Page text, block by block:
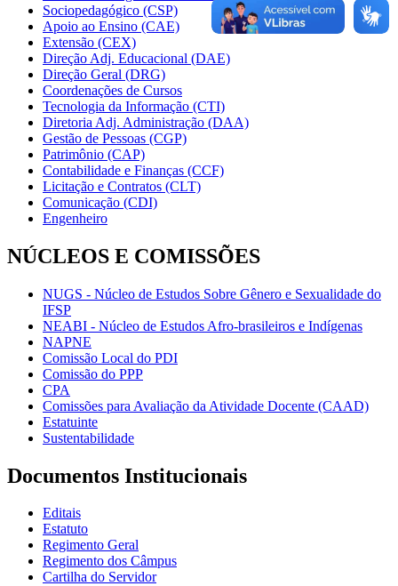
Sociopedagógico (CSP)
Apoio ao Ensino (CAE)
Extensão (CEX)
Direção Adj. Educacional (DAE)
Direção Geral (DRG)
Coordenações de Cursos
Tecnologia da Informação (CTI)
Diretoria Adj. Administração (DAA)
Gestão de Pessoas (CGP)
Patrimônio (CAP)
Contabilidade e Finanças (CCF)
Licitação e Contratos (CLT)
Comunicação (CDI)
Engenheiro
NÚCLEOS E COMISSÕES
NUGS - Núcleo de Estudos Sobre Gênero e Sexualidade do
IFSP
NEABI - Núcleo de Estudos Afro-brasileiros e Indígenas
NAPNE
Comissão Local do PDI
Comissão do PPP
CPA
Comissões para Avaliação da Atividade Docente (CAAD)
Estatuinte
Sustentabilidade
Documentos Institucionais
Editais
Estatuto
Regimento Geral
Regimento dos Câmpus
Cartilha do Servidor